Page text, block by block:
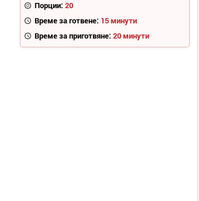
Порции: 20
Време за готвене: 15 минути
Време за приготвяне: 20 минути